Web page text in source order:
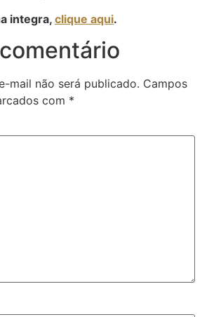
integra, clique aqui.
mail não será publicado. Campos
com *